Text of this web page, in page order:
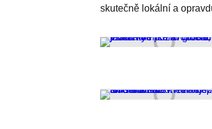
skutečně lokální a